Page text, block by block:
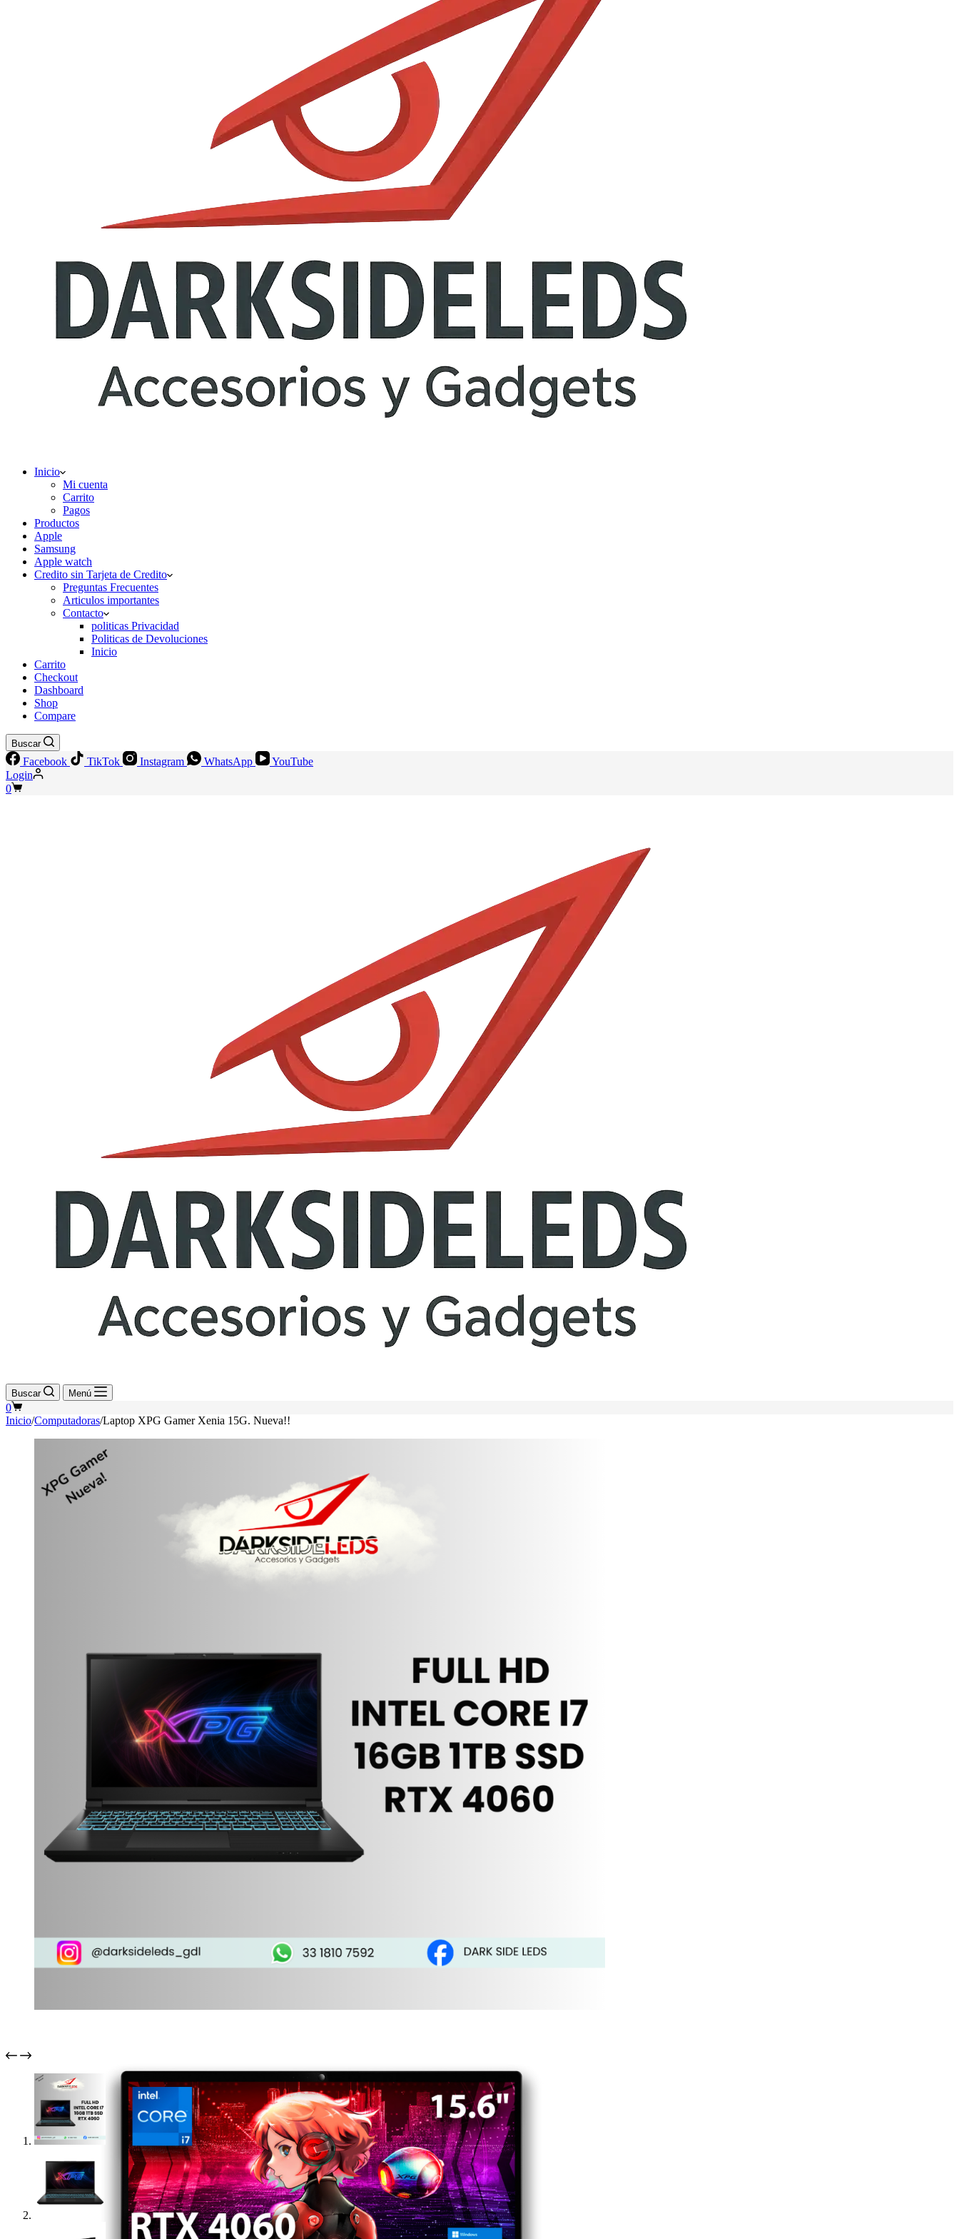
Inicio
Mi cuenta
Carrito
Pagos
Productos
Apple
Samsung
Apple watch
Credito sin Tarjeta de Credito
Preguntas Frecuentes
Articulos importantes
Contacto
politicas Privacidad
Politicas de Devoluciones
Inicio
Carrito
Checkout
Dashboard
Shop
Compare
Buscar
Facebook TikTok Instagram WhatsApp
YouTube
Login
Shopping
0
Buscar Menú
Shopping
cart
0
Inicio/Computadoras/Laptop XPG Gamer Xenia 15G. Nueva!!